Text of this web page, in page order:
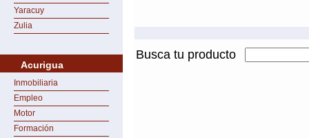
Yaracuy
Zulia
Acurigua
Inmobiliaria
Empleo
Motor
Formación
Busca tu producto